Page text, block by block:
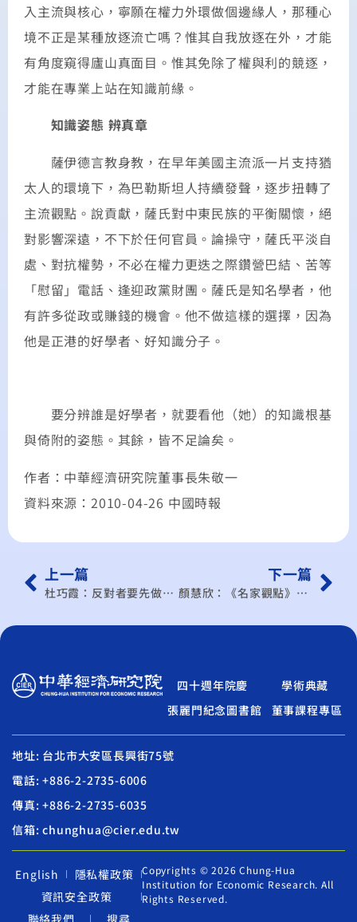
入主流與核心，寧願在權力外環做個邊緣人，那種心
境不正是某種放逐流亡嗎？惟其自我放逐在外，才能
有角度窺得廬山真面目。惟其免除了權與利的競逐，
才能在專業上站在知識前緣。
知識姿態 辨真章
薩伊德言教身教，在早年美國主流派一片支持猶
太人的環境下，為巴勒斯坦人持續發聲，逐步扭轉了
主流觀點。說貢獻，薩氏對中東民族的平衡關懷，絕
對影響深遠，不下於任何官員。論操守，薩氏平淡自
處、對抗權勢，不必在權力更迭之際鑽營巴結、苦等
「慰留」電話、逢迎政黨財團。薩氏是知名學者，他
有許多從政或賺錢的機會。他不做這樣的選擇，因為
他是正港的好學者、好知識分子。
要分辨誰是好學者，就要看他（她）的知識根基
與倚附的姿態。其餘，皆不足論矣。
作者：中華經濟研究院董事長朱敬一
資料來源：2010-04-26 中國時報
上一篇
杜巧霞：反對者要先做功課，才能以理服人
下一篇
顏慧欣：《名家觀點》ECFA 不會牴觸WTO規範
四十週年院慶
學術典藏
張麗門紀念圖書館
董事課程專區
地址: 台北市大安區長興街75號
電話: +886-2-2735-6006
傳真: +886-2-2735-6035
信箱: chunghua@cier.edu.tw
English
隱私權政策
資訊安全政策
Copyrights © 2026 Chung-Hua
Institution for Economic Research. All
Rights Reserved.